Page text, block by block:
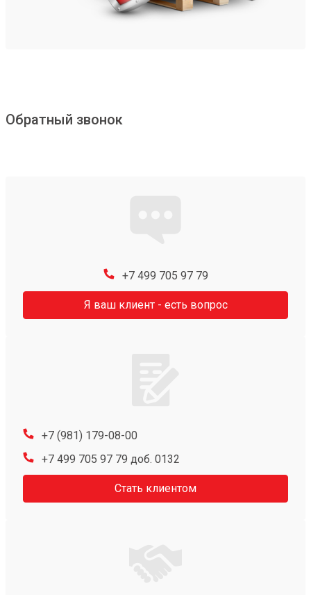
Обратный звонок
+7 499 705 97 79
Я ваш клиент - есть вопрос
+7 (981) 179-08-00
+7 499 705 97 79 доб. 0132
Стать клиентом